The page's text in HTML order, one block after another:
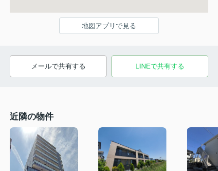
地図アプリで見る
メールで共有する LINEで共有する
近隣の物件